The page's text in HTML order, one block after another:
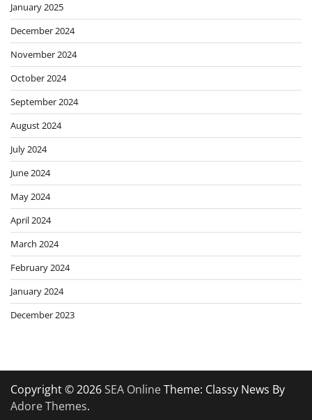
January 2025
December 2024
November 2024
October 2024
September 2024
August 2024
July 2024
June 2024
May 2024
April 2024
March 2024
February 2024
January 2024
December 2023
Copyright © 2026SEA OnlineTheme: Classy News By
Adore Themes.